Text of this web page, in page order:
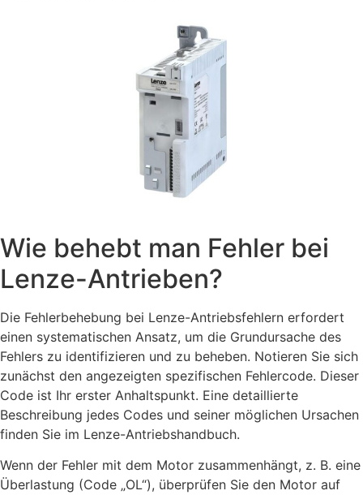
Wie behebt man Fehler bei
Lenze-Antrieben?
Die Fehlerbehebung bei Lenze-Antriebsfehlern erfordert
einen systematischen Ansatz, um die Grundursache des
Fehlers zu identifizieren und zu beheben. Notieren Sie sich
zunächst den angezeigten spezifischen Fehlercode. Dieser
Code ist Ihr erster Anhaltspunkt. Eine detaillierte
Beschreibung jedes Codes und seiner möglichen Ursachen
finden Sie im Lenze-Antriebshandbuch.
Wenn der Fehler mit dem Motor zusammenhängt, z. B. eine
Überlastung (Code „OL“), überprüfen Sie den Motor auf